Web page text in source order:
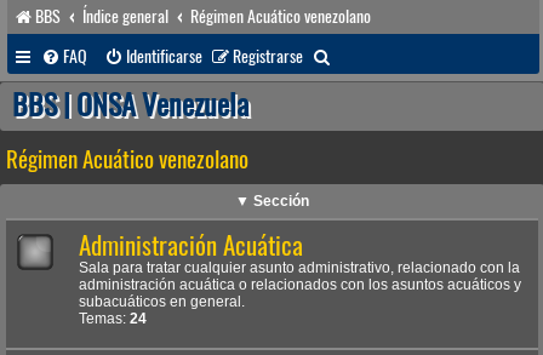
BBS Índice general
Régimen Acuático venezolano
FAQ
Identificarse Registrarse
u
a
r
BBS | ONSA Venezuela
Régimen Acuático venezolano
▼ Sección
Administración Acuática
Sala para tratar cualquier asunto administrativo, relacionado con la
administración acuática o relacionados con los asuntos acuáticos y
subacuáticos en general.
Temas: 24